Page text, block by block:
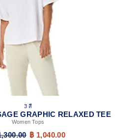
3 สี
GRAPHIC RELAXED TEE
Women Tops
฿ 1,040.00